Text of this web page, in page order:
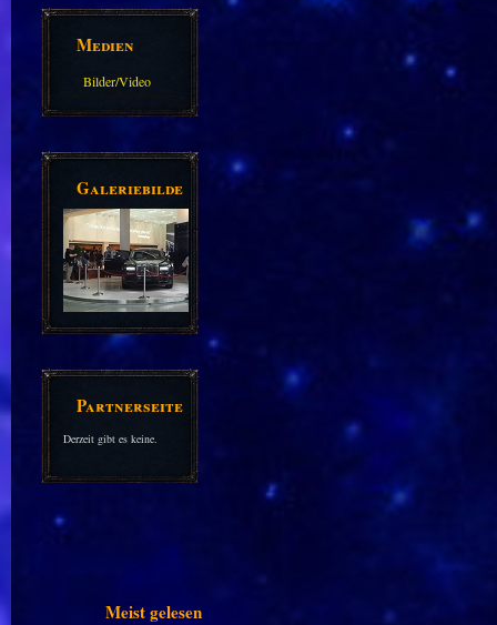
Medien
Bilder/Video
Galeriebilder
Partnerseiten
Derzeit gibt es keine.
Meist gelesen